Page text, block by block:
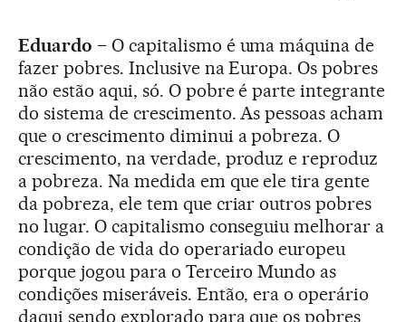
Eduardo – O capitalismo é uma máquina de
fazer pobres. Inclusive na Europa. Os pobres
não estão aqui, só. O pobre é parte integrante
do sistema de crescimento. As pessoas acham
que o crescimento diminui a pobreza. O
crescimento, na verdade, produz e reproduz
a pobreza. Na medida em que ele tira gente
da pobreza, ele tem que criar outros pobres
no lugar. O capitalismo conseguiu melhorar a
condição de vida do operariado europeu
porque jogou para o Terceiro Mundo as
condições miseráveis. Então, era o operário
daqui sendo explorado para que os pobres